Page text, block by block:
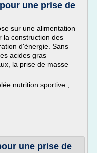
une prise de
sur une alimentation
la construction des
d'énergie. Sans
acides gras
la prise de masse
nutrition sportive ,
une prise de